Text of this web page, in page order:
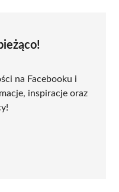
na Facebooku i
inspiracje oraz